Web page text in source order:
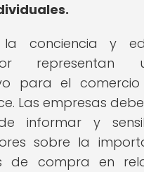
la conciencia y
representan
para el
Las empresas
informar y
sobre la
de compra en